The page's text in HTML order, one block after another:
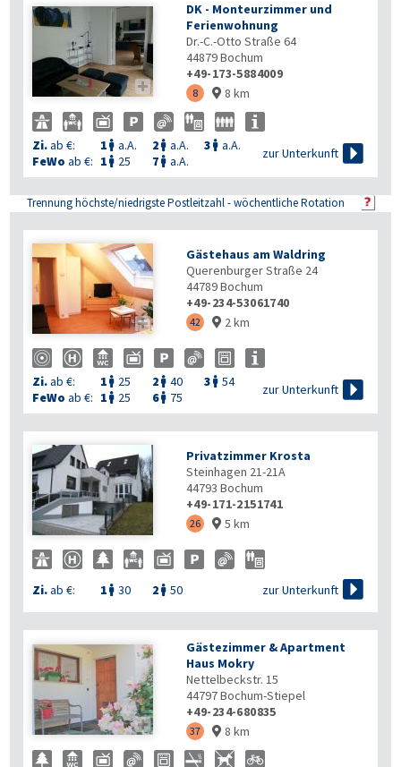

DK - Monteurzimmer und
Ferienwohnung
Dr.-C.-Otto Straße 64
44879Bochum
+49-173-5884009
8  8 km
Zi.ab €: 1  a.A. 2  a.A. 3  a.A.
FeWo ab €: 1  25 7  a.A.
zur Unterkunft 
Trennung höchste/niedrigste Postleitzahl - wöchentliche Rotation

Gästehaus am Waldring
Querenburger Straße 24
44789Bochum
+49-234-53061740
42  2 km
Zi.ab €: 1  25 2  40 3  54
FeWo ab €: 1  25 6 75
zur Unterkunft 
Privatzimmer Krosta
Steinhagen 21-21A
44793 Bochum
+49-171-2151741
26  5 km
Zi.ab €: 1  30 2  50 zur Unterkunft 

Gästezimmer & Apartment
Haus Mokry
Nettelbeckstr. 15
44797Bochum-Stiepel
+49-234-680835
37  8 km